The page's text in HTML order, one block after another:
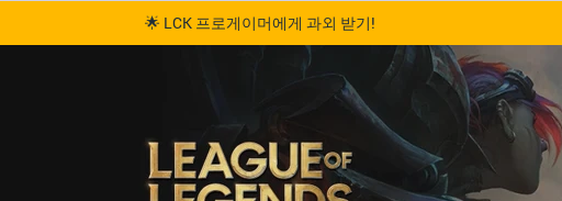
🌟 LCK 프로게이머에게 과외 받기!